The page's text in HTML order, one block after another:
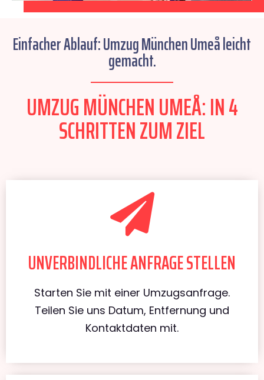
Einfacher Ablauf: Umzug München Umeå leicht
gemacht.
UMZUG MÜNCHEN UMEÅ: IN 4
SCHRITTEN ZUM ZIEL
UNVERBINDLICHE ANFRAGE STELLEN
Starten Sie mit einer Umzugsanfrage.
Teilen Sie uns Datum, Entfernung und
Kontaktdaten mit.